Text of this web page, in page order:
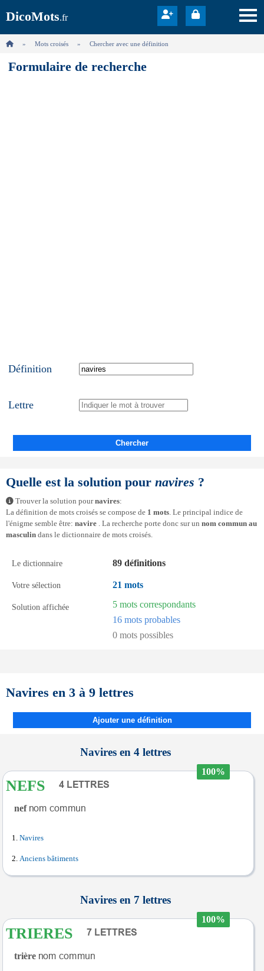
DicoMots.fr
Mots croisés Chercher avec une définition
Formulaire de recherche
Définition
Lettre
Chercher
Quelle est la solution pour navires ?
Trouver la solution pournavires:
La définition de mots croisés se compose de 1 mots. Le principal indice de
l'énigme semble être: navire . La recherche porte donc sur un nom commun au
masculin dans le dictionnaire de mots croisés.
Le dictionnaire 89 définitions
Votre sélection 21 mots
Solution affichée
5 mots correspondants
16 mots probables
0 mots possibles
Navires en 3 à 9 lettres
Ajouter une définition
Navires en 4 lettres
100%
NEFS
nef
Navires
Anciens bâtiments
Navires en 7 lettres
100%
TRIERES
trière